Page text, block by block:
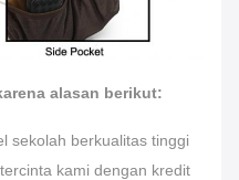
alasan berikut:
sekolah berkualitas tinggi
kami dengan kredit